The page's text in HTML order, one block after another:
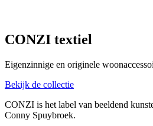
CONZI textiel
Eigenzinnige en originele
Bekijk de collectie
CONZI is het label van beeldend
Conny Spuybroek.